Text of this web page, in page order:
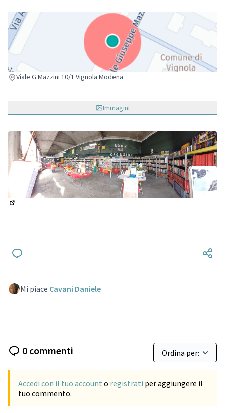
Viale G Mazzini 10/1 Vignola Modena
(Collegamento esterno)
Immagini
Mi piace Cavani Daniele
0 commenti
Accedi con il tuo account o registrati per aggiungere il
tuo commento.